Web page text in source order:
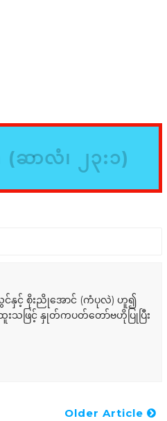
ဆာလံ၊ ၂၃:၁)
လွင်နှင့် စိုးညိုအောင် (ကံပုလဲ) ဟူ၍
းသဖြင့် နှုတ်ကပတ်တော်ဗဟိုပြုပြီး
Older Article